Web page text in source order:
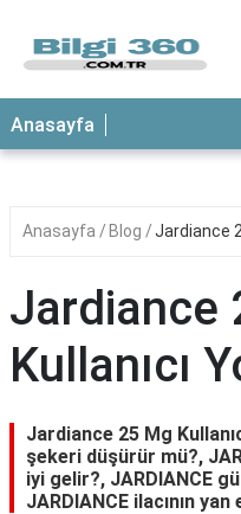
ANASAYFA
Anasayfa
Anasayfa Blog Jardiance
Jardiance
Kullanıcı
Jardiance 25 Mg
şekeri düşürür mü?,
iyi gelir?, JARDIANCE
JARDIANCE ilacının